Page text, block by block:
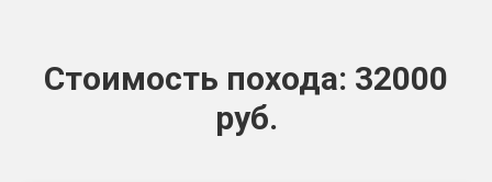
Стоимость похода: 32000
руб.